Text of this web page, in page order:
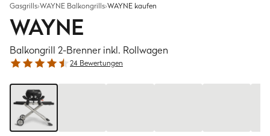
Gasgrills›WAYNE Balkongrills›WAYNE kaufen
WAYNE
Balkongrill 2-Brenner inkl. Rollwagen
24 Bewertungen
Bild1/8